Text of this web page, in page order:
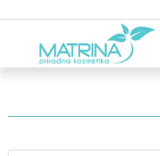
sadržaj